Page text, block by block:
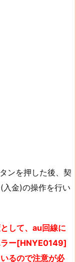
ンを押した後、契
入金)の操作を行い
して、au回線に
ラー[HNYE0149]
るので注意が必